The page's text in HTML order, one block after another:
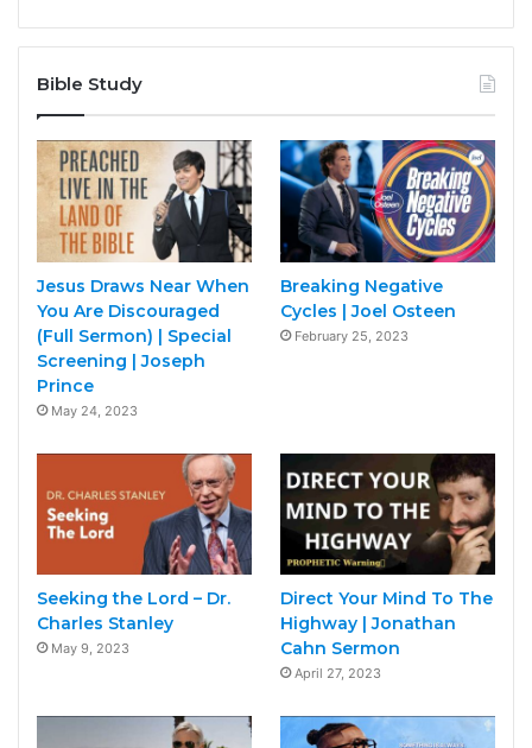
Bible Study
Jesus Draws Near When
You Are Discouraged
(Full Sermon) | Special
Screening | Joseph
Prince
May 24, 2023
Breaking Negative
Cycles | Joel Osteen
February 25, 2023
Seeking the Lord – Dr.
Charles Stanley
May 9, 2023
Direct Your Mind To The
Highway | Jonathan
Cahn Sermon
April 27, 2023